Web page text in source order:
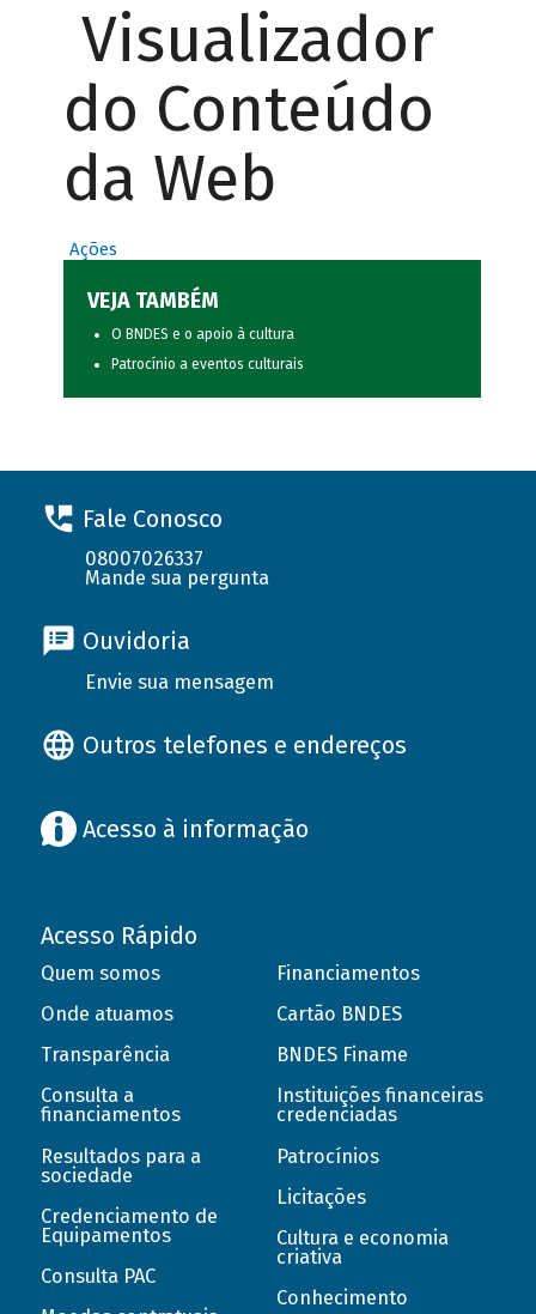
Visualizador
do Conteúdo
da Web
Ações
VEJA TAMBÉM
O BNDES e o apoio à cultura
Patrocínio a eventos culturais
Fale Conosco
08007026337
Mande sua pergunta
Ouvidoria
Envie sua mensagem
Outros telefones e endereços
Acesso à informação
Acesso Rápido
Quem somos
Onde atuamos
Transparência
Consulta a
financiamentos
Resultados para a
sociedade
Credenciamento de
Equipamentos
Consulta PAC
Financiamentos
Cartão BNDES
BNDES Finame
Instituições financeiras
credenciadas
Patrocínios
Licitações
Cultura e economia
criativa
Conhecimento